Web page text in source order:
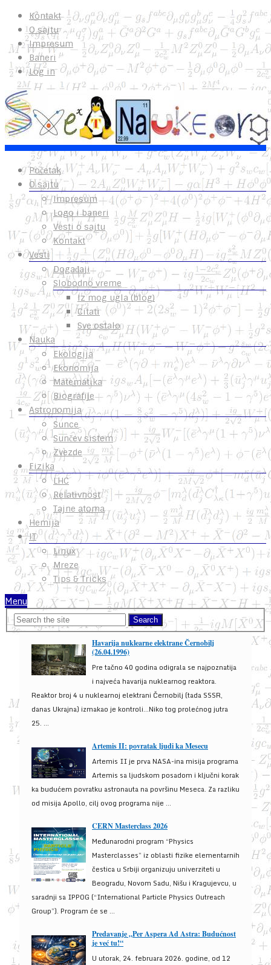
Kontakt
O sajtu
Impresum
Baneri
Log in
Početak
O sajtu
Impresum
Logo i baneri
Vesti o sajtu
Kontakt
Vesti
Događaji
Slobodno vreme
Iz mog ugla (blog)
Citati
Sve ostalo
Nauka
Ekologija
Ekonomija
Matematika
Biografije
Astronomija
Sunce
Sunčev sistem
Zvezde
Fizika
LHC
Relativnost
Tajne atoma
Hemija
IT
Linux
Mreze
Tips & Tricks
Menu
Havarija nuklearne elektrane Černobilj
(26.04.1996)
Pre tačno 40 godina odigrala se najpoznatija
i najveća havarija nuklearnog reaktora.
Reaktor broj 4 u nuklearnoj elektrani Černobilj (tada SSSR,
danas Ukrajna) izmakao je kontroli...Niko tog prolećnog jutra
25. ...
Artemis II: povratak ljudi ka Mesecu
Artemis II je prva NASA-ina misija programa
Artemis sa ljudskom posadom i ključni korak
ka budućem povratku astronauta na površinu Meseca. Za razliku
od misija Apollo, cilj ovog programa nije ...
CERN Masterclass 2026
Međunarodni program “Physics
Masterclasses” iz oblasti fizike elementarnih
čestica u Srbiji organizuju univerziteti u
Beogradu, Novom Sadu, Nišu i Kragujevcu, u
saradnji sa IPPOG (“International Particle Physics Outreach
Group”). Program će se ...
Predavanje „Per Aspera Ad Astra: Budućnost
je već tu!“
U utorak, 24. februara 2026. godine, od 12